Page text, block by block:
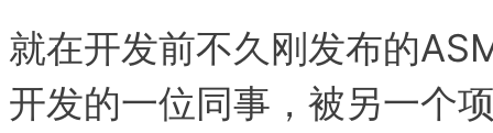
就在开发前不久刚发布的
开发的一位同事，被另一个